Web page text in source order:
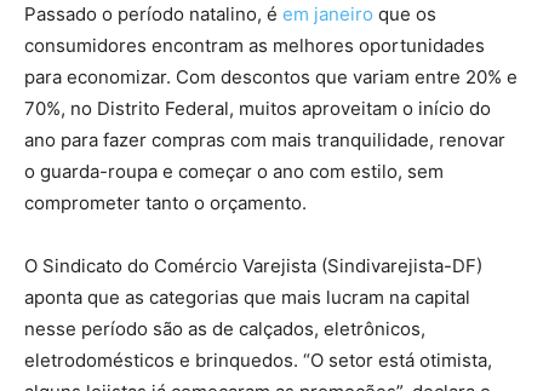
Passado o período natalino, é em janeiro que os
consumidores encontram as melhores oportunidades
para economizar. Com descontos que variam entre 20% e
70%, no Distrito Federal, muitos aproveitam o início do
ano para fazer compras com mais tranquilidade, renovar
o guarda-roupa e começar o ano com estilo, sem
comprometer tanto o orçamento.
O Sindicato do Comércio Varejista (Sindivarejista-DF)
aponta que as categorias que mais lucram na capital
nesse período são as de calçados, eletrônicos,
eletrodomésticos e brinquedos. “O setor está otimista,